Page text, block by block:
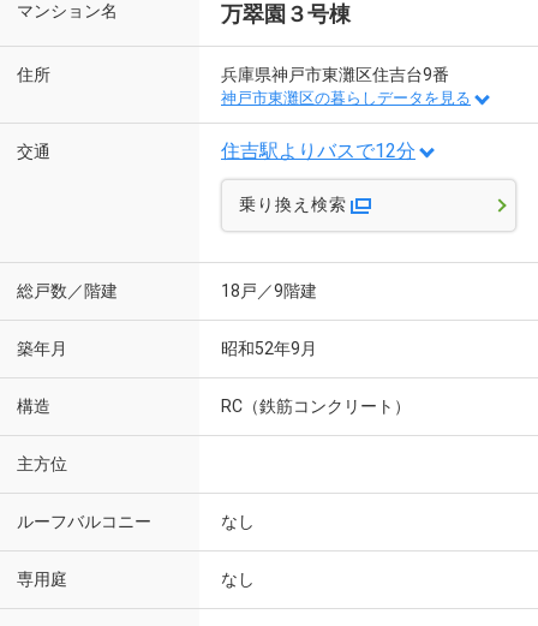
マンション名 万翠園３号棟
住所 兵庫県神戸市東灘区住吉台9番
神戸市東灘区の暮らしデータを見る
交通 住吉駅よりバスで12分
乗り換え検索
総戸数／階建 18戸／9階建
築年月 昭和52年9月
構造 RC（鉄筋コンクリート）
主方位
ルーフバルコニー なし
専用庭 なし